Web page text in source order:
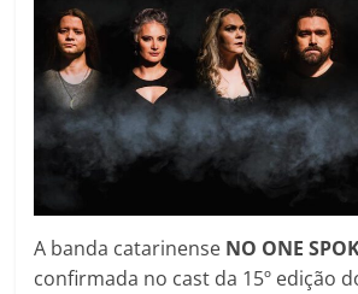
A banda catarinense NO ONE
confirmada no cast da 15º edição